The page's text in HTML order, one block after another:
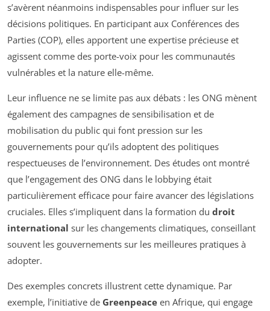
s’avèrent néanmoins indispensables pour influer sur les
décisions politiques. En participant aux Conférences des
Parties (COP), elles apportent une expertise précieuse et
agissent comme des porte-voix pour les communautés
vulnérables et la nature elle-même.
Leur influence ne se limite pas aux débats : les ONG mènent
également des campagnes de sensibilisation et de
mobilisation du public qui font pression sur les
gouvernements pour qu’ils adoptent des politiques
respectueuses de l’environnement. Des études ont montré
que l’engagement des ONG dans le lobbying était
particulièrement efficace pour faire avancer des législations
cruciales. Elles s’impliquent dans la formation du droit
international sur les changements climatiques, conseillant
souvent les gouvernements sur les meilleures pratiques à
adopter.
Des exemples concrets illustrent cette dynamique. Par
exemple, l’initiative de Greenpeace en Afrique, qui engage